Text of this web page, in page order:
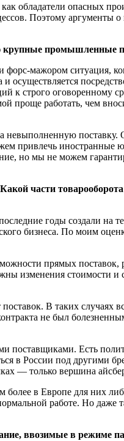
опасных
Поэтому аргументы
крупные промышленные
мажором ситуация,
осуществляется
к строго оговоренному
проще работать, чем
невыполненную
привлечь иностранные
но мы не можем
части
годы создали на
бизнеса. По моим
прямых
изменения стоимости и
В таких случаях
не был
Есть
в России под другими
— только вершина
более в Европе для них
работе. Но даже
ввозимые в режиме